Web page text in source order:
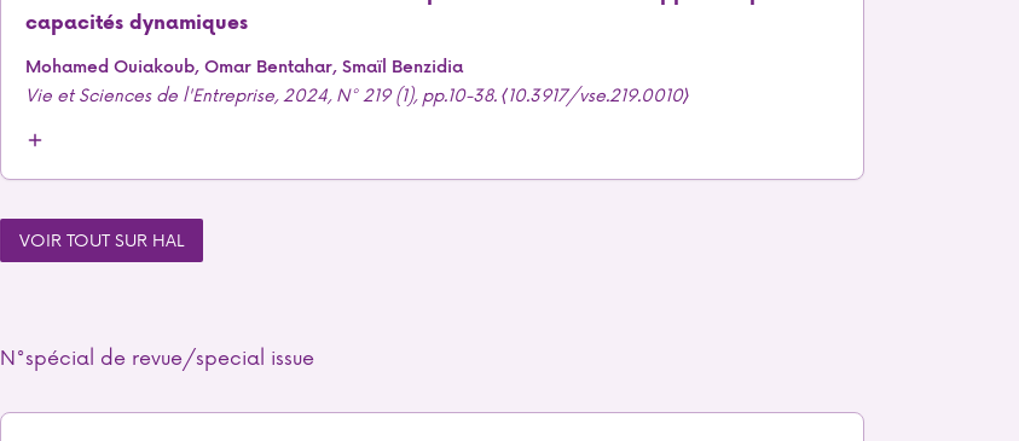
capacités dynamiques
Mohamed Ouiakoub, Omar Bentahar, Smaïl Benzidia
Vie et Sciences de l'Entreprise, 2024, N° 219 (1), pp.10-38. ⟨10.3917/vse.219.0010⟩
VOIR TOUT SUR HAL
N°spécial de revue/special issue